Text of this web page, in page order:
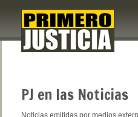
PJ en las Noticias
Noticias emitidas por medios